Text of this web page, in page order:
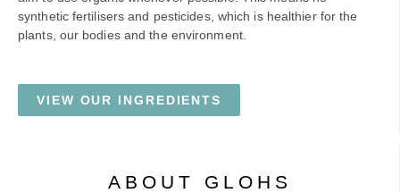
synthetic fertilisers and pesticides, which is healthier for the
plants, our bodies and the environment.
VIEW OUR INGREDIENTS
ABOUT GLOHS